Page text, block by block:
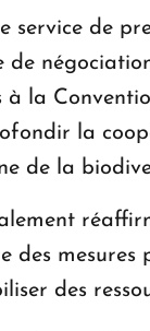
service de
de
à la
la
de la
des mesures
des